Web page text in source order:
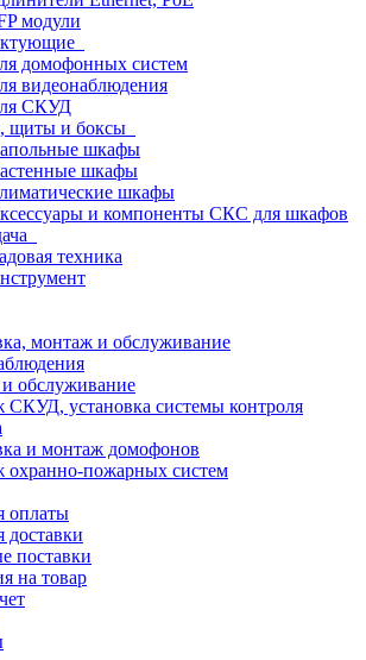
модули
домофонных систем
видеонаблюдения
СКУД
и боксы
шкафы
шкафы
шкафы
и компоненты СКС для шкафов
техника
монтаж и обслуживание
обслуживание
установка системы контроля
и монтаж домофонов
пожарных систем
оплаты
доставки
поставки
на товар